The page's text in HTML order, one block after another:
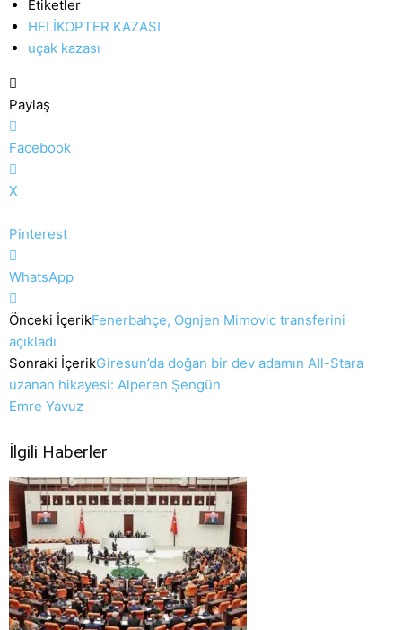
Etiketler
HELİKOPTER KAZASI
uçak kazası
Paylaş
Facebook
X
Pinterest
WhatsApp
Önceki İçerikFenerbahçe, Ognjen Mimovic transferini
açıkladı
Sonraki İçerikGiresun’da doğan bir dev adamın All-Stara
uzanan hikayesi: Alperen Şengün
Emre Yavuz
İlgili Haberler